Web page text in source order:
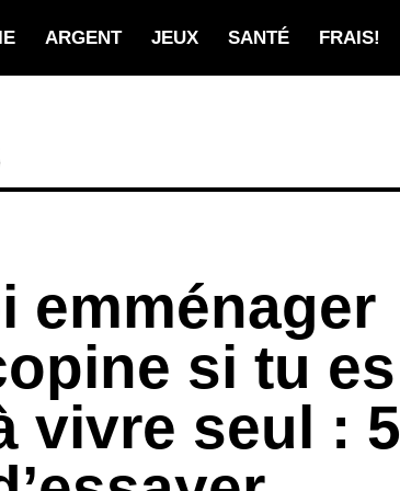
ARGENT JEUX SANTÉ FRAIS!
emménager
si tu es
vivre seul : 5